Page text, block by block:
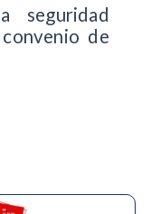
seguridad
de